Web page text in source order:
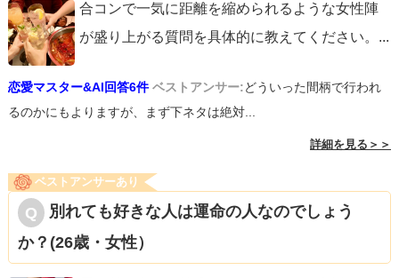
合コンで一気に距離を縮められるような女性陣
が盛り上がる質問を具体的に教えてください。 ...
恋愛マスター&AI回答6件 ベストアンサー:どういった間柄で行われ
るのかにもよりますが、まず下ネタは絶対...
詳細を見る＞＞
ベストアンサーあり
別れても好きな人は運命の人なのでしょう
か？(26歳・女性）